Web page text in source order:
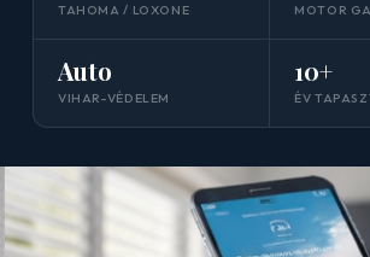
TAHOMA / LOXONE MOTOR
Auto
VIHAR-VÉDELEM
10+
ÉV